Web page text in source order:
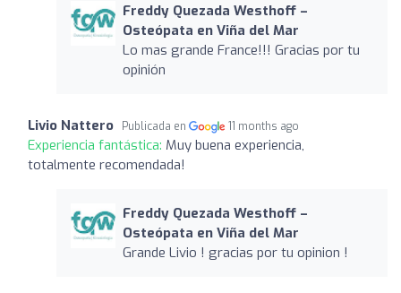
Freddy Quezada Westhoff –
Osteópata en Viña del Mar
Lo mas grande France!!! Gracias por tu
opinión
Livio Nattero Publicada en 11 months ago
Experiencia fantástica: Muy buena experiencia,
totalmente recomendada!
Freddy Quezada Westhoff –
Osteópata en Viña del Mar
Grande Livio ! gracias por tu opinion !